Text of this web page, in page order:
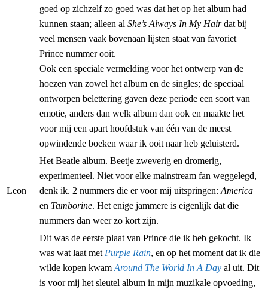
goed op zichzelf zo goed was dat het op het album had
kunnen staan; alleen al She’s Always In My Hairdat bij
veel mensen vaak bovenaan lijsten staat van favoriet
Prince nummer ooit.
Ook een speciale vermelding voor het ontwerp van de
hoezen van zowel het album en de singles; de speciaal
ontworpen belettering gaven deze periode een soort van
emotie, anders dan welk album dan ook en maakte het
voor mij een apart hoofdstuk van één van de meest
opwindende boeken waar ik ooit naar heb geluisterd.
Leon
Het Beatle album. Beetje zweverig en dromerig,
experimenteel. Niet voor elke mainstream fan weggelegd,
denk ik. 2 nummers die er voor mij uitspringen: America
en Tamborine. Het enige jammere is eigenlijk dat die
nummers dan weer zo kort zijn.
Dit was de eerste plaat van Prince die ik heb gekocht. Ik
was wat laat met Purple Rain, en op het moment dat ik die
wilde kopen kwam Around The World In A Day al uit. Dit
is voor mij het sleutel album in mijn muzikale opvoeding,